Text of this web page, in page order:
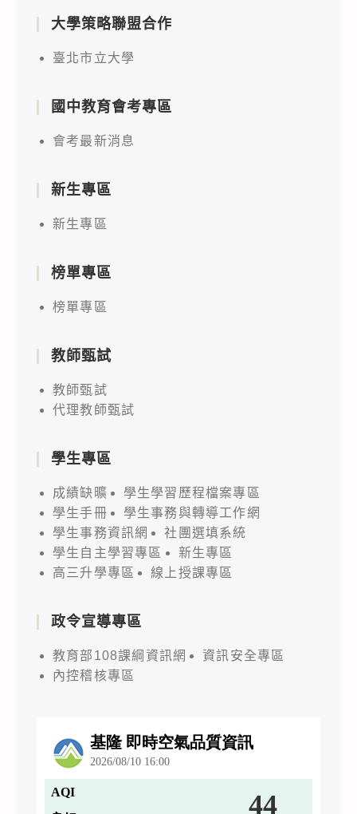
大學策略聯盟合作
臺北市立大學
國中教育會考專區
會考最新消息
新生專區
新生專區
榜單專區
榜單專區
教師甄試
教師甄試
代理教師甄試
學生專區
成績缺曠
學生學習歷程檔案專區
學生手冊
學生事務與轉導工作網
學生事務資訊網
社團選填系統
學生自主學習專區
新生專區
高三升學專區
線上授課專區
政令宣導專區
教育部108課綱資訊網
資訊安全專區
內控稽核專區